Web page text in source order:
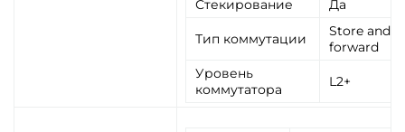
Стекирование
Да
Тип коммутации
Store and
forward
Уровень
коммутатора
L2+